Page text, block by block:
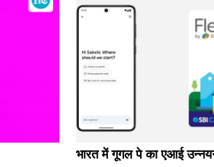
भारत में गूगल पे का एआई